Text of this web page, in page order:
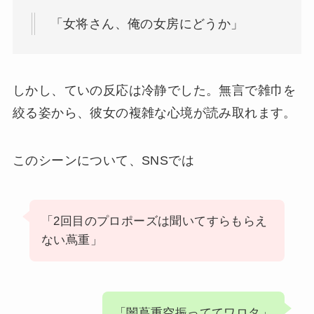
「女将さん、俺の女房にどうか」
しかし、ていの反応は冷静でした。無言で雑巾を
絞る姿から、彼女の複雑な心境が読み取れます。
このシーンについて、SNSでは
「2回目のプロポーズは聞いてすらもらえ
ない蔦重」